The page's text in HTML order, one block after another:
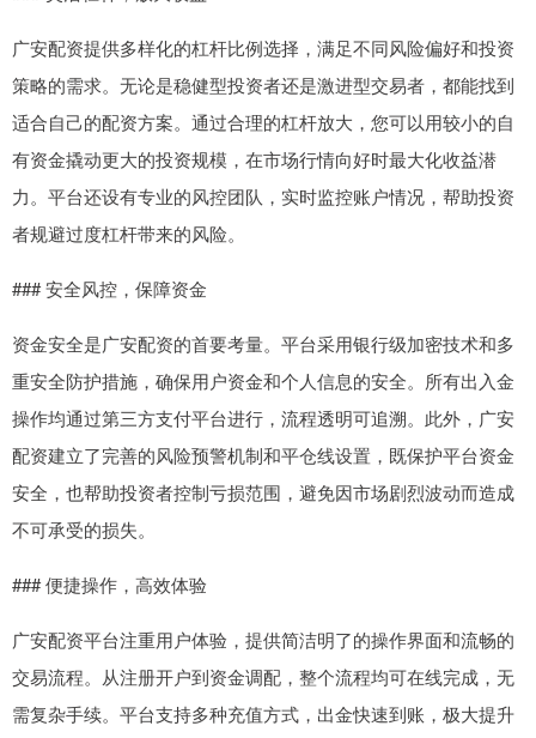
广安配资提供多样化的杠杆比例选择，满足不同风险偏好和投资
策略的需求。无论是稳健型投资者还是激进型交易者，都能找到
适合自己的配资方案。通过合理的杠杆放大，您可以用较小的自
有资金撬动更大的投资规模，在市场行情向好时最大化收益潜
力。平台还设有专业的风控团队，实时监控账户情况，帮助投资
者规避过度杠杆带来的风险。
### 安全风控，保障资金
资金安全是广安配资的首要考量。平台采用银行级加密技术和多
重安全防护措施，确保用户资金和个人信息的安全。所有出入金
操作均通过第三方支付平台进行，流程透明可追溯。此外，广安
配资建立了完善的风险预警机制和平仓线设置，既保护平台资金
安全，也帮助投资者控制亏损范围，避免因市场剧烈波动而造成
不可承受的损失。
### 便捷操作，高效体验
广安配资平台注重用户体验，提供简洁明了的操作界面和流畅的
交易流程。从注册开户到资金调配，整个流程均可在线完成，无
需复杂手续。平台支持多种充值方式，出金快速到账，极大提升